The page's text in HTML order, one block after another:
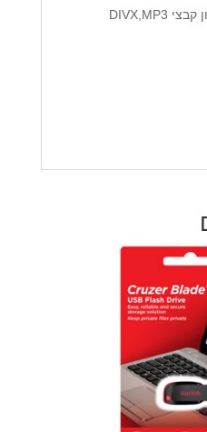
כניסת USB להקלטה וניגון קבצי DIVX,MP3